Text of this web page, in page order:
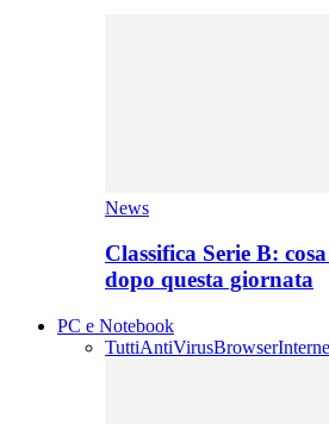
News
Classifica Serie B:
dopo questa giornata
PC e Notebook
TuttiAntiVirusBrowser